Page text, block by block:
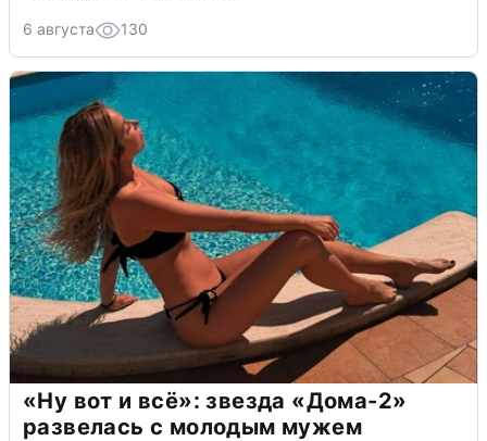
6 августа 130
«Ну вот и всё»: звезда «Дома-2»
развелась с молодым мужем